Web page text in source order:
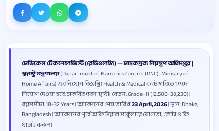
মেডিকেল টেকনোলজিস্ট (রেডিওলজি)—মাদকদ্রব্য নিয়ন্ত্রণ অধিদপ্তর |
স্বরাষ্ট্র মন্ত্রণালয়(Department of Narcotics Control (DNC)-Ministry of
Home Affairs) এর নিয়োগ বিজ্ঞপ্তি। Health & Medical ক্যাটাগরিতে 1 পদে
নিয়োগ দেওয়া হবে, চাকরির ধরন স্থায়ী। বেতন: Grade-11 (12,500-30,230)।
বয়সসীমা: 18-32 Years। আবেদনের শেষ তারিখ:23 April, 2026। স্থান: Dhaka,
Bangladesh। আবেদনের পূর্বে অফিসিয়াল সার্কুলারে যোগ্যতা, কোটা ও ফি
যাচাই করুন।